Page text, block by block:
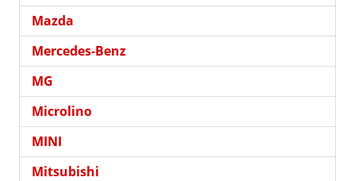
Mazda
Mercedes-Benz
MG
Microlino
MINI
Mitsubishi